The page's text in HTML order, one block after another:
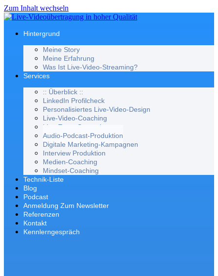
Zum Inhalt wechseln
Hintergrund
Meine Story
Meine Erfahrung
Was Ist Live-Video-Streaming?
Services
:: Überblick ::
LinkedIn Profilcheck
Personalisiertes Live-Video-Design
Live-Video-Coaching
Live-Event Streaming
Audio-Podcast-Produktion
Digitale Marketing-Kampagnen
Interview Produktion
Medien-Coaching
Mindset-Coaching
Technik-Liste
Blog
Podcast
Anmeldung Zum Newsletter
Referenzen
Kontakt
Kennlerngespräch